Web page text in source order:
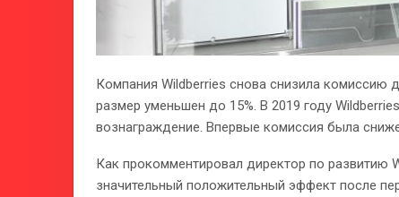
Компания Wildberries снова снизила комиссию
размер уменьшен до 15%. В 2019 году
вознаграждение. Впервые комиссия была
Как прокомментировал директор по
значительный положительный эффект после